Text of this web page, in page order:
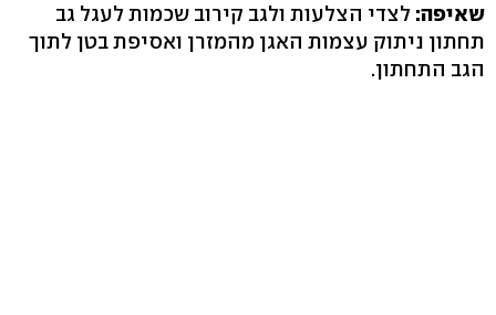
שאיפה: לצדי הצלעות ולגב קירוב שכמות לעגל גב
תחתון ניתוק עצמות האגן מהמזרן ואסיפת בטן לתוך
הגב התחתון.